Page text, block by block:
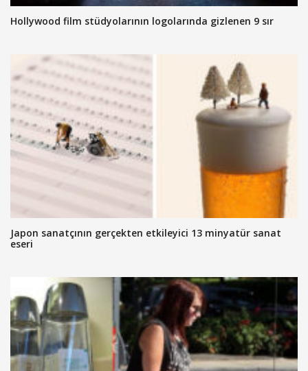
Hollywood film stüdyolarının logolarında gizlenen 9 sır
Japon sanatçının gerçekten etkileyici 13 minyatür sanat
eseri